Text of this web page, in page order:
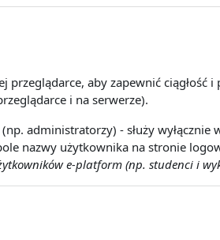
przeglądarce, aby zapewnić ciągłość
i na serwerze).
administratorzy) - służy wyłącznie
nazwy użytkownika na stronie
e-platform (np. studenci i